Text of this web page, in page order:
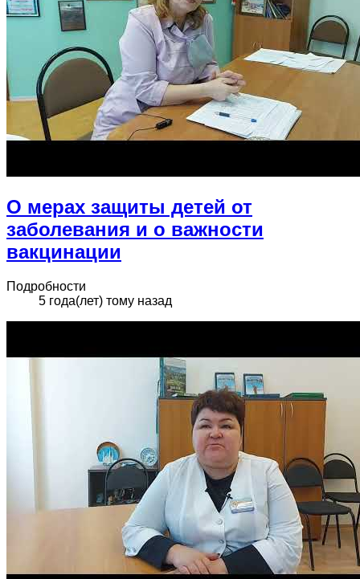
О мерах защиты детей от
заболевания и о важности
вакцинации
Подробности
5 года(лет) тому назад